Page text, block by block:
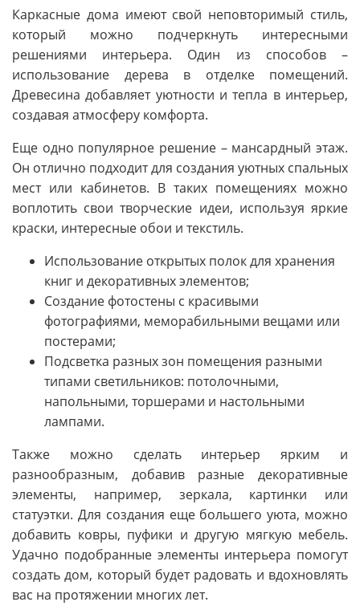
Каркасные дома имеют свой неповторимый стиль,
который можно подчеркнуть интересными
решениями интерьера. Один из способов –
использование дерева в отделке помещений.
Древесина добавляет уютности и тепла в интерьер,
создавая атмосферу комфорта.
Еще одно популярное решение – мансардный этаж.
Он отлично подходит для создания уютных спальных
мест или кабинетов. В таких помещениях можно
воплотить свои творческие идеи, используя яркие
краски, интересные обои и текстиль.
Использование открытых полок для хранения
книг и декоративных элементов;
Создание фотостены с красивыми
фотографиями, меморабильными вещами или
постерами;
Подсветка разных зон помещения разными
типами светильников: потолочными,
напольными, торшерами и настольными
лампами.
Также можно сделать интерьер ярким и
разнообразным, добавив разные декоративные
элементы, например, зеркала, картинки или
статуэтки. Для создания еще большего уюта, можно
добавить ковры, пуфики и другую мягкую мебель.
Удачно подобранные элементы интерьера помогут
создать дом, который будет радовать и вдохновлять
вас на протяжении многих лет.